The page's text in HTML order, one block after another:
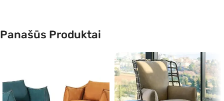
Panašūs Produktai